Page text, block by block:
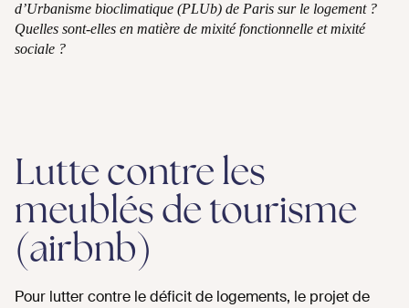
d’Urbanisme bioclimatique (PLUb) de Paris sur le logement ?
Quelles sont-elles en matière de mixité fonctionnelle et mixité
sociale ?
Lutte contre les
meublés de tourisme
(airbnb)
Pour lutter contre le déficit de logements, le projet de